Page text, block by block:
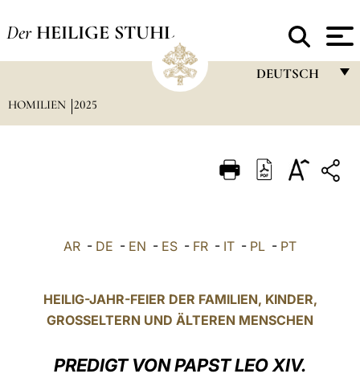
Der HEILIGE STUHL
DEUTSCH
ITALIANO
POLSKI
العربيّة
中文
HOMILIEN 2025
AR - DE - EN - ES - FR - IT - PL - PT
HEILIG-JAHR-FEIER DER FAMILIEN, KINDER,
GROSSELTERN UND ÄLTEREN MENSCHEN
PREDIGT VON PAPST LEO XIV.